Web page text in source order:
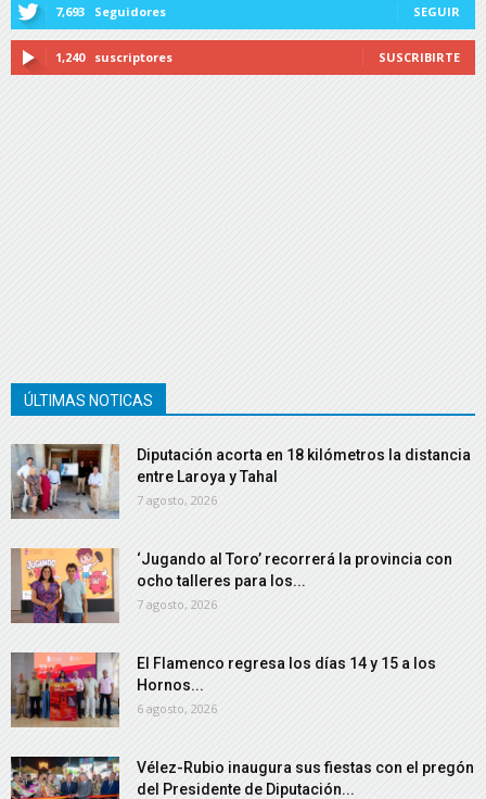
7,693 Seguidores SEGUIR
1,240 suscriptores SUSCRIBIRTE
ÚLTIMAS NOTICAS
Diputación acorta en 18 kilómetros la distancia
entre Laroya y Tahal
7 agosto, 2026
‘Jugando al Toro’ recorrerá la provincia con
ocho talleres para los...
7 agosto, 2026
El Flamenco regresa los días 14 y 15 a los
Hornos...
6 agosto, 2026
Vélez-Rubio inaugura sus fiestas con el pregón
del Presidente de Diputación...